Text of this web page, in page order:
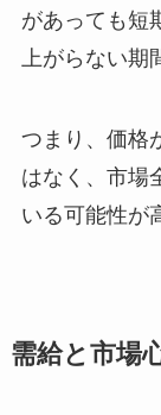
があっても短
上がらない期
つまり、価格
はなく、市場
いる可能性が
需給と市場